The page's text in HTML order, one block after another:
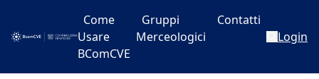
Come
Usare
BComCVE
Gruppi
Merceologici
Contatti
Login